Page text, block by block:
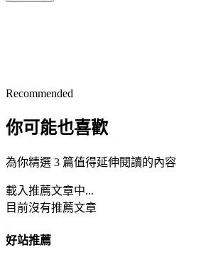
Recommended
你可能也喜歡
為你精選 3 篇值得延伸閱讀的內容
載入推薦文章中...
目前沒有推薦文章
好站推薦